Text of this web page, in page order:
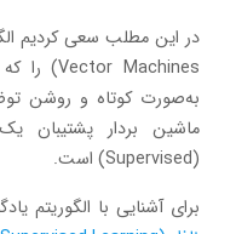
به‌صورت کوتاه و روشن
ماشین بردار پشتیبان
(Supervised) است.
برای آشنایی با الگوریتم